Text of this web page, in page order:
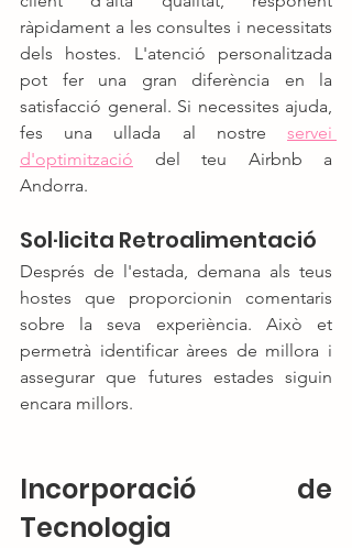
ràpidament a les consultes i necessitats
dels hostes. L'atenció personalitzada
pot fer una gran diferència en la
satisfacció general. Si necessites ajuda,
fes una ullada al nostre servei
d'optimització del teu Airbnb a
Andorra.
Sol·licita Retroalimentació
Després de l'estada, demana als teus
hostes que proporcionin comentaris
sobre la seva experiència. Això et
permetrà identificar àrees de millora i
assegurar que futures estades siguin
encara millors.
Incorporació de
Tecnologia